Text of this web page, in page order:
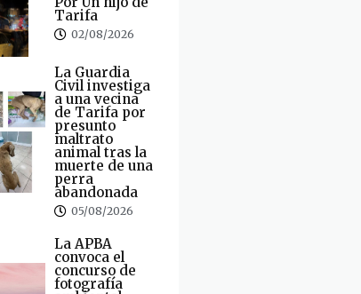
Tarifa
02/08/2026
La Guardia
Civil investiga
a una vecina
de Tarifa por
presunto
maltrato
animal tras la
muerte de una
perra
abandonada
05/08/2026
La APBA
convoca el
concurso de
fotografía